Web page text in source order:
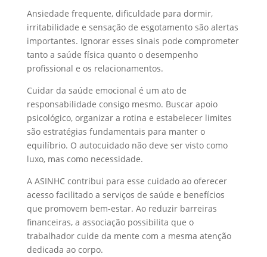
Ansiedade frequente, dificuldade para dormir,
irritabilidade e sensação de esgotamento são alertas
importantes. Ignorar esses sinais pode comprometer
tanto a saúde física quanto o desempenho
profissional e os relacionamentos.
Cuidar da saúde emocional é um ato de
responsabilidade consigo mesmo. Buscar apoio
psicológico, organizar a rotina e estabelecer limites
são estratégias fundamentais para manter o
equilíbrio. O autocuidado não deve ser visto como
luxo, mas como necessidade.
A ASINHC contribui para esse cuidado ao oferecer
acesso facilitado a serviços de saúde e benefícios
que promovem bem-estar. Ao reduzir barreiras
financeiras, a associação possibilita que o
trabalhador cuide da mente com a mesma atenção
dedicada ao corpo.